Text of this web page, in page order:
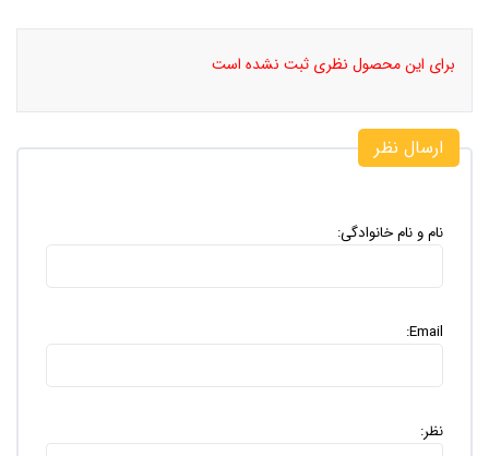
برای این محصول نظری ثبت نشده است
ارسال نظر
نام و نام خانوادگی:
Email:
نظر: